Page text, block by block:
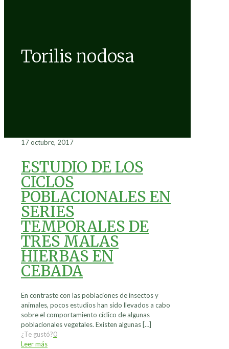
Torilis nodosa
17 octubre, 2017
ESTUDIO DE LOS
CICLOS
POBLACIONALES EN
SERIES
TEMPORALES DE
TRES MALAS
HIERBAS EN
CEBADA
En contraste con las poblaciones de insectos y
animales, pocos estudios han sido llevados a cabo
sobre el comportamiento cíclico de algunas
poblacionales vegetales. Existen algunas […]
¿Te gustó?0
Leer más